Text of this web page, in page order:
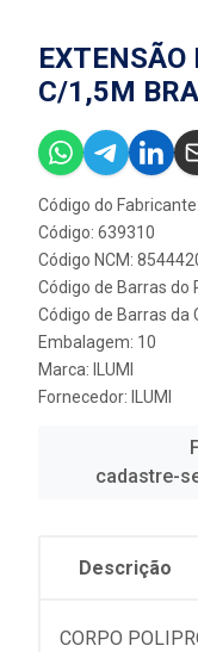
C/1,5M
Código do
Código: 639310
Código NCM:
Código de Barras do
Código de Barras da
Embalagem: 10
Marca:
ILUMI
Fornecedor:
ILUMI
cadastre-
Descrição
CORPO